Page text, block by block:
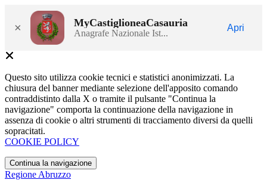
× MyCastiglioneaCasauria
Anagrafe Nazionale Ist...
Apri
Questo sito utilizza cookie tecnici e statistici anonimizzati. La
chiusura del banner mediante selezione dell'apposito comando
contraddistinto dalla X o tramite il pulsante "Continua la
navigazione" comporta la continuazione della navigazione in
assenza di cookie o altri strumenti di tracciamento diversi da quelli
sopracitati.
COOKIE POLICY
Continua la navigazione
Regione Abruzzo